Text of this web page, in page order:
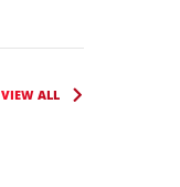
VIEW ALL